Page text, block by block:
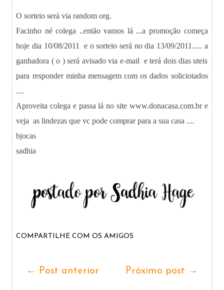
O sorteio será via random org.
Facinho né colega ..então vamos lá ...a promoção começa
hoje dia 10/08/2011 e o sorteio será no dia 13/09/2011..... a
ganhadora ( o ) será avisado via e-mail e terá dois dias uteis
para responder minha mensagem com os dados soliciotados
....
Aproveita colega e passa lá no site www.donacasa.com.br e
veja as lindezas que vc pode comprar para a sua casa ....
bjocas
sadhia
COMPARTILHE COM OS AMIGOS
Próximo post →
← Post anterior